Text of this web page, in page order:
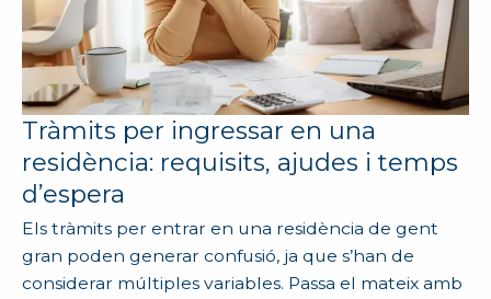
Tràmits per ingressar en una
residència: requisits, ajudes i temps
d’espera
Els tràmits per entrar en una residència de gent
gran poden generar confusió, ja que s’han de
considerar múltiples variables. Passa el mateix amb